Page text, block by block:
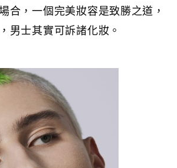
合，一個完美妝容是致勝之道，
男士其實可訴諸化妝。